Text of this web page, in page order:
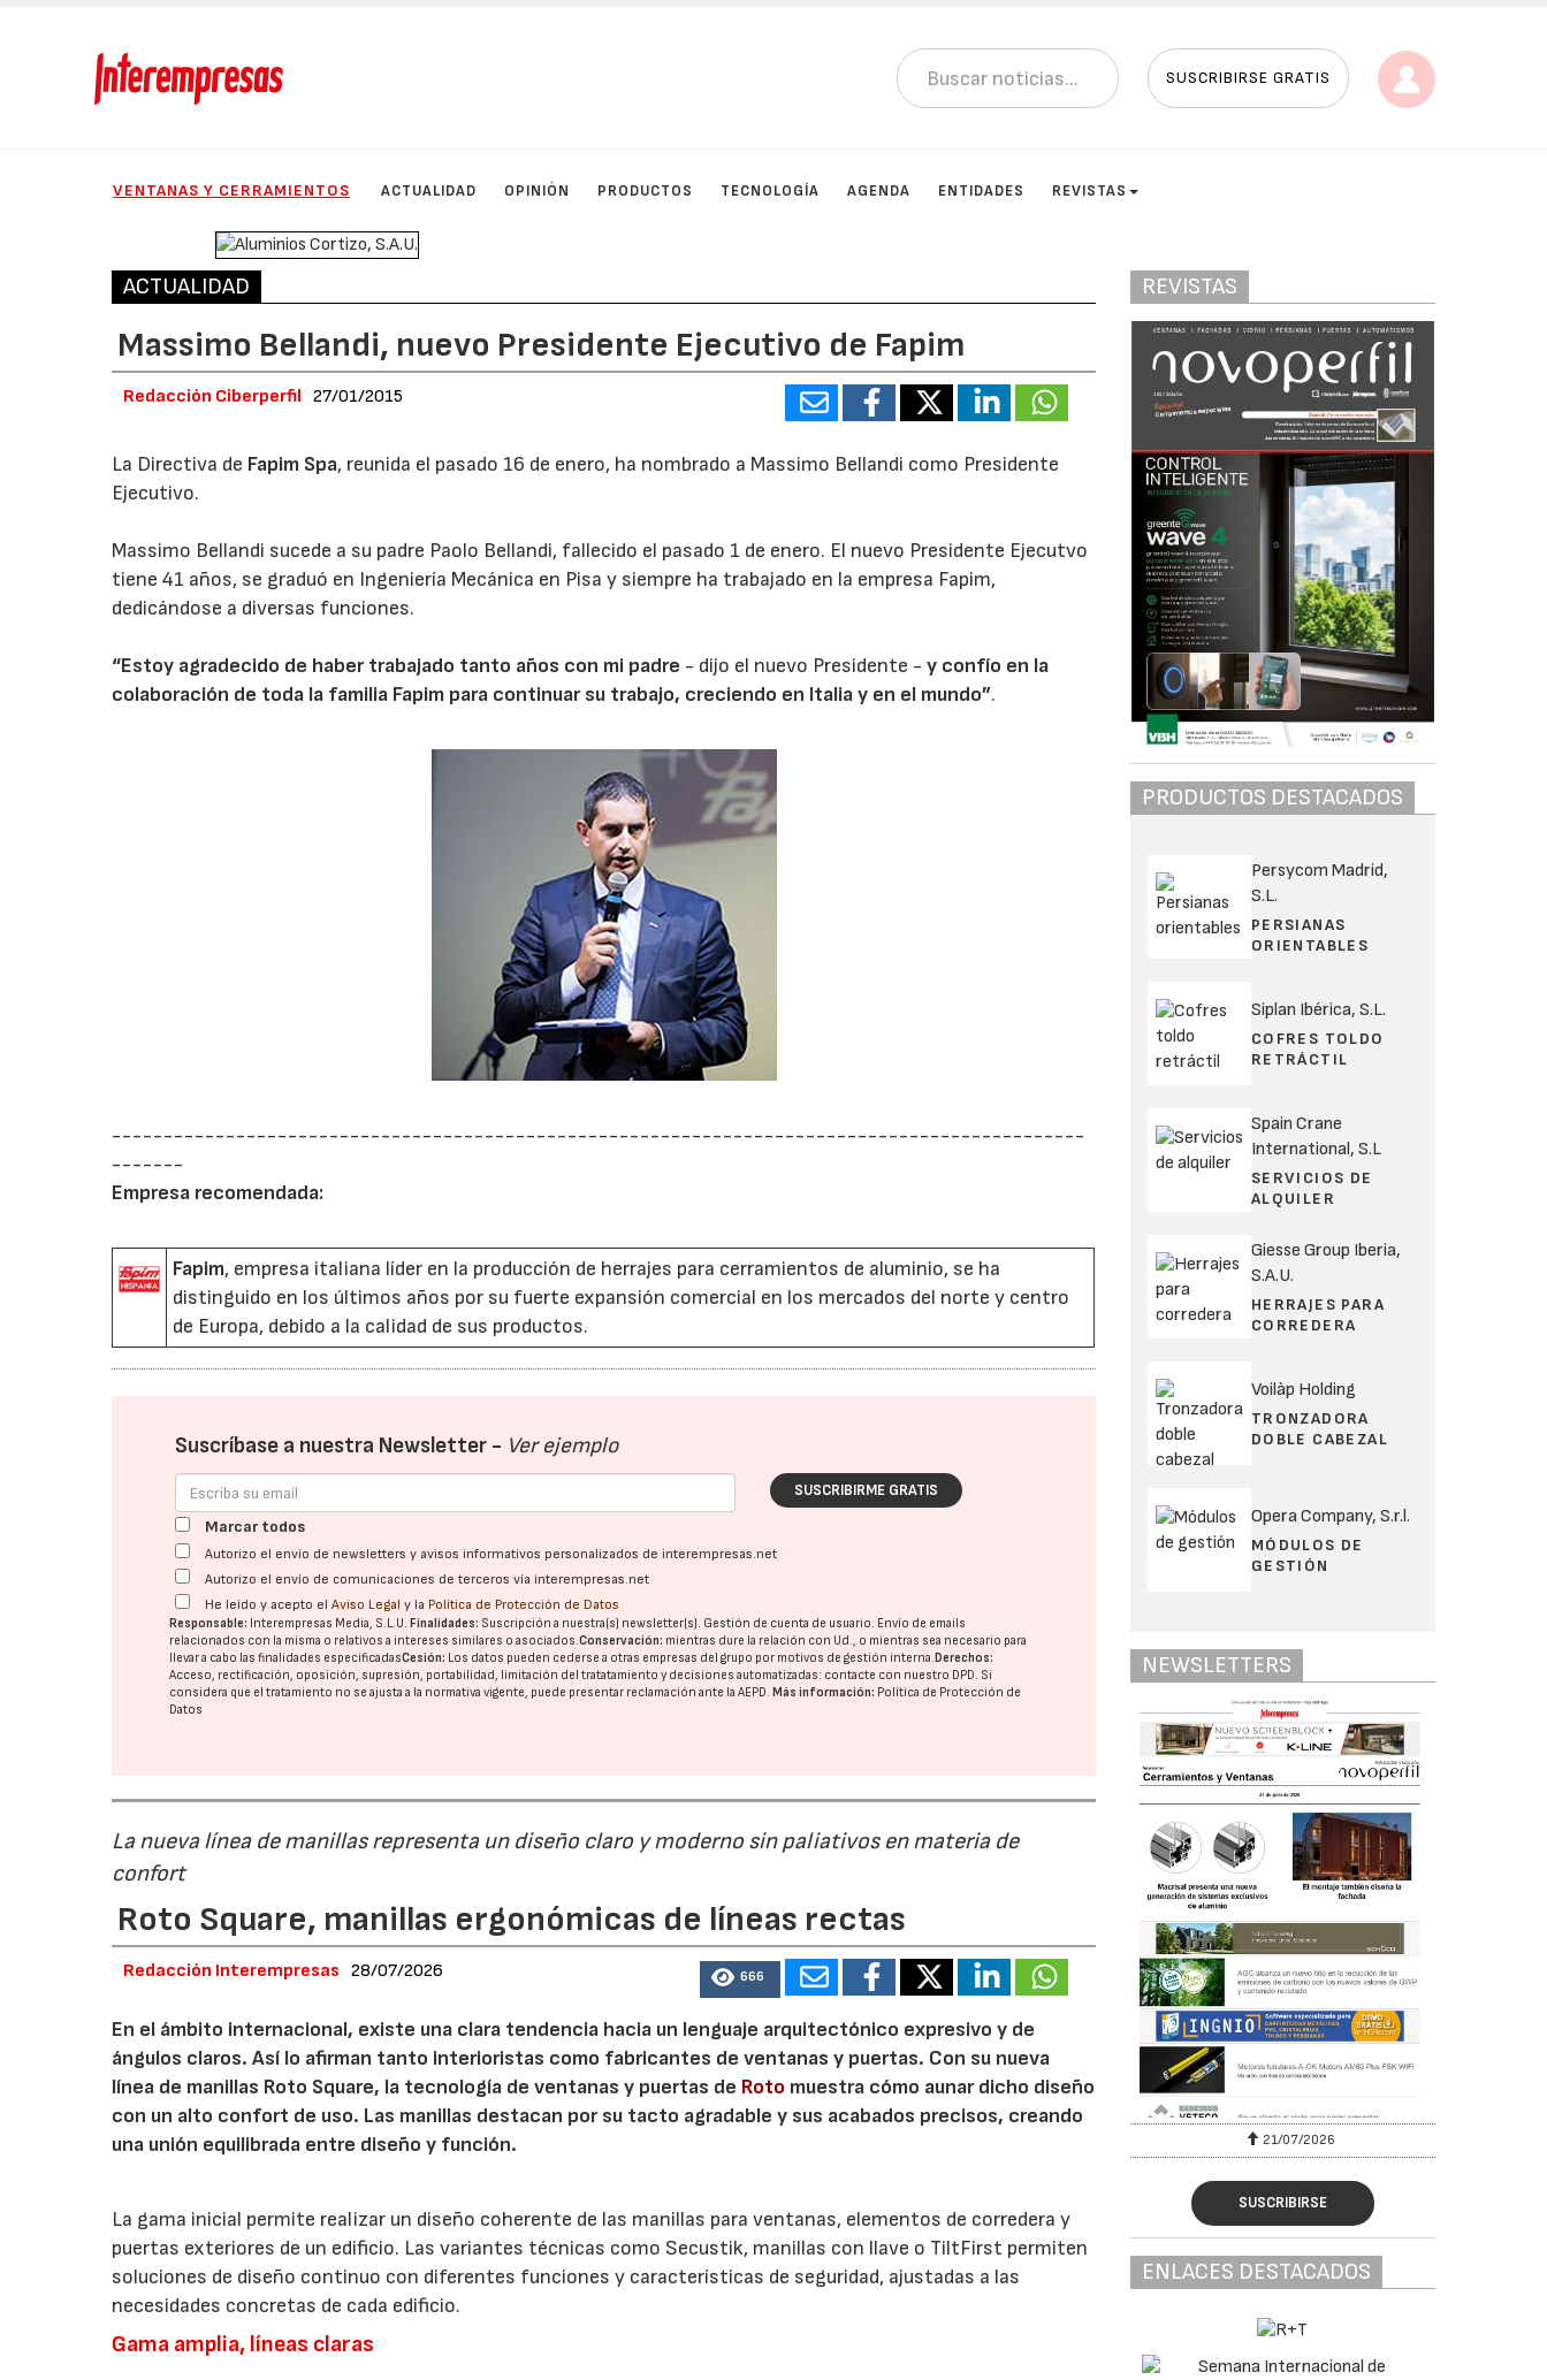
SUSCRIBIRSE GRATIS
VENTANAS Y CERRAMIENTOS ACTUALIDAD OPINIÓN PRODUCTOS TECNOLOGÍA AGENDA ENTIDADES REVISTAS
ACTUALIDAD
Massimo Bellandi, nuevo Presidente Ejecutivo de Fapim
Redacción Ciberperfil 27/01/2015
La Directiva de Fapim Spa, reunida el pasado 16 de enero, ha nombrado a Massimo Bellandi como Presidente
Ejecutivo.
Massimo Bellandi sucede a su padre Paolo Bellandi, fallecido el pasado 1 de enero. El nuevo Presidente Ejecutvo
tiene 41 años, se graduó en Ingeniería Mecánica en Pisa y siempre ha trabajado en la empresa Fapim,
dedicándose a diversas funciones.
“Estoy agradecido de haber trabajado tanto años con mi padre - dijo el nuevo Presidente -y confío en la
colaboración de toda la familia Fapim para continuar su trabajo, creciendo en Italia y en el mundo”.
----------------------------------------------------------------------------------------------
-------
Empresa recomendada:
Fapim, empresa italiana líder en la producción de herrajes para cerramientos de aluminio, se ha
distinguido en los últimos años por su fuerte expansión comercial en los mercados del norte y centro
de Europa, debido a la calidad de sus productos.
Suscríbase a nuestra Newsletter - Ver ejemplo
SUSCRIBIRME GRATIS
Marcar todos
Autorizo el envío de newsletters y avisos informativos personalizados de interempresas.net
Autorizo el envío de comunicaciones de terceros vía interempresas.net
He leído y acepto elAviso Legal y la Política de Protección de Datos
Responsable: Interempresas Media, S.L.U. Finalidades: Suscripción a nuestra(s) newsletter(s). Gestión de cuenta de usuario. Envío de emails
relacionados con la misma o relativos a intereses similares o asociados.Conservación: mientras dure la relación con Ud., o mientras sea necesario para
llevar a cabo las finalidades especificadasCesión: Los datos pueden cederse a otras empresas del grupo por motivos de gestión interna. Derechos:
Acceso, rectificación, oposición, supresión, portabilidad, limitación del tratatamiento y decisiones automatizadas: contacte con nuestro DPD. Si
considera que el tratamiento no se ajusta a la normativa vigente, puede presentar reclamación ante laAEPD. Más información: Política de Protección de
Datos
La nueva línea de manillas representa un diseño claro y moderno sin paliativos en materia de
confort
Roto Square, manillas ergonómicas de líneas rectas
Redacción Interempresas 28/07/2026 666
En el ámbito internacional, existe una clara tendencia hacia un lenguaje arquitectónico expresivo y de
ángulos claros. Así lo afirman tanto interioristas como fabricantes de ventanas y puertas. Con su nueva
línea de manillas Roto Square, la tecnología de ventanas y puertas de Roto muestra cómo aunar dicho diseño
con un alto confort de uso. Las manillas destacan por su tacto agradable y sus acabados precisos, creando
una unión equilibrada entre diseño y función.
La gama inicial permite realizar un diseño coherente de las manillas para ventanas, elementos de corredera y
puertas exteriores de un edificio. Las variantes técnicas como Secustik, manillas con llave o TiltFirst permiten
soluciones de diseño continuo con diferentes funciones y características de seguridad, ajustadas a las
necesidades concretas de cada edificio.
Gama amplia, líneas claras
REVISTAS
PRODUCTOS DESTACADOS
Persycom Madrid,
S.L.
PERSIANAS
ORIENTABLES
Siplan Ibérica, S.L.
COFRES TOLDO
RETRÁCTIL
Spain Crane
International, S.L
SERVICIOS DE
ALQUILER
Giesse Group Iberia,
S.A.U.
HERRAJES PARA
CORREDERA
Voilàp Holding
TRONZADORA
DOBLE CABEZAL
Opera Company, S.r.l.
MÓDULOS DE
GESTIÓN
NEWSLETTERS
21/07/2026
SUSCRIBIRSE
ENLACES DESTACADOS